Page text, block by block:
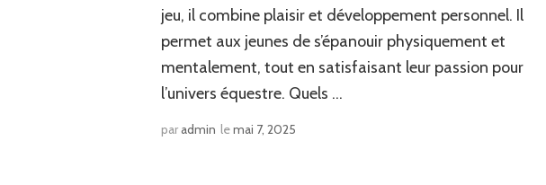
jeu, il combine plaisir et développement personnel. Il
permet aux jeunes de s’épanouir physiquement et
mentalement, tout en satisfaisant leur passion pour
l’univers équestre. Quels …
paradmin lemai 7, 2025